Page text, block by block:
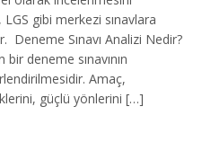
gibi merkezi sınavlara
Deneme Sınavı Analizi Nedir?
deneme sınavının
Amaç,
güçlü yönlerini […]